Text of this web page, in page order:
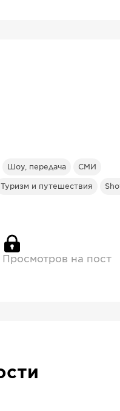
Шоу, передача СМИ
Туризм и путешествия
Просмотров на пост